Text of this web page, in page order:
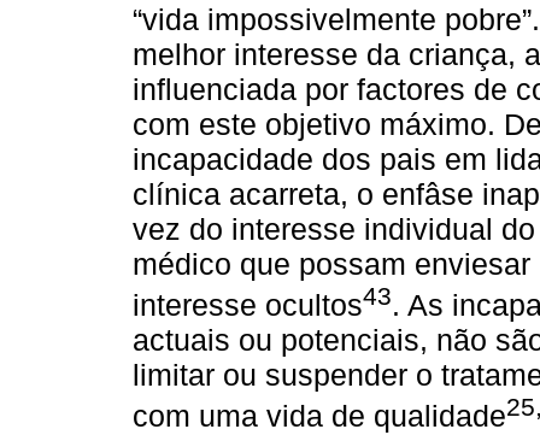
“vida impossivelmente pobre”.
melhor interesse da criança,
influenciada por factores de
com este objetivo máximo.
incapacidade dos pais em
clínica acarreta, o enfâse
vez do interesse individual
médico que possam
interesse ocultos43. As
actuais ou potenciais, não
limitar ou suspender o
com uma vida de qualidade